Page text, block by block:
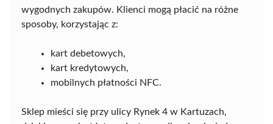
wygodnych zakupów. Klienci mogą płacić na różne
sposoby, korzystając z:
kart debetowych,
kart kredytowych,
mobilnych płatności NFC.
Sklep mieści się przy ulicy Rynek 4 w Kartuzach,